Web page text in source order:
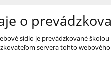
o
sídlo je prevádzkované
servera tohto